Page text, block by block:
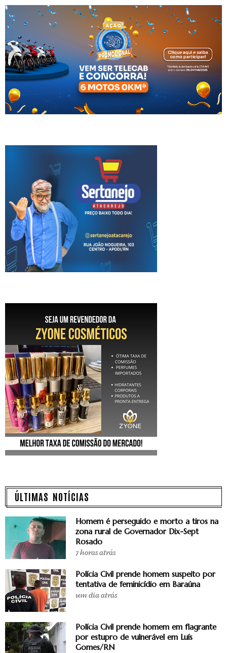
ÚLTIMAS NOTÍCIAS
Homem é perseguido e morto a tiros na
zona rural de Governador Dix-Sept
Rosado
7 horas atrás
Polícia Civil prende homem suspeito por
tentativa de feminicídio em Baraúna
um dia atrás
Polícia Civil prende homem em flagrante
por estupro de vulnerável em Luís
Gomes/RN